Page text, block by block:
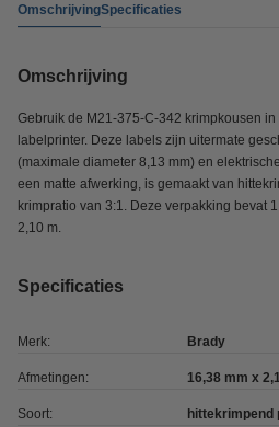
OmschrijvingSpecificaties
Omschrijving
Gebruik de M21-375-C-342 krimpkousen
labelprinter. Deze labels zijn uitermate
(maximale diameter 8,13 mm) en
een matte afwerking, is gemaakt van
krimpratio van 3:1. Deze verpakking bevat
2,10 m.
Specificaties
Merk: Brady
Afmetingen: 16,38 mm x
Soort: hittekrimpend